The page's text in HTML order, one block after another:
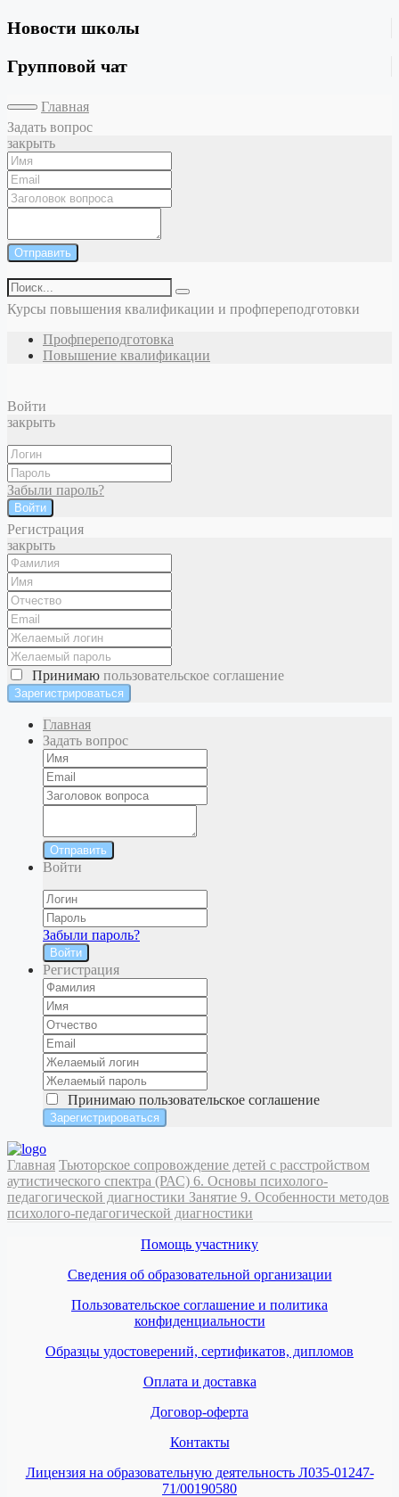
Новости школы
Групповой чат
Главная
Задать вопрос
закрыть
Отправить
Курсы повышения квалификации и профпереподготовки
Профпереподготовка
Повышение квалификации
Войти
закрыть
Забыли пароль?
Войти
Регистрация
закрыть
Принимаю пользовательское соглашение
Главная
Задать вопрос
Отправить
Войти
Забыли пароль?
Войти
Регистрация
Принимаю пользовательское соглашение
Главная Тьюторское сопровождение детей с расстройством
аутистического спектра (РАС) 6. Основы психолого-
педагогической диагностики Занятие 9. Особенности методов
психолого-педагогической диагностики
Помощь участнику
Сведения об образовательной организации
Пользовательское соглашение и политика
конфиденциальности
Образцы удостоверений, сертификатов, дипломов
Оплата и доставка
Договор-оферта
Контакты
Лицензия на образовательную деятельность Л035-01247-
71/00190580